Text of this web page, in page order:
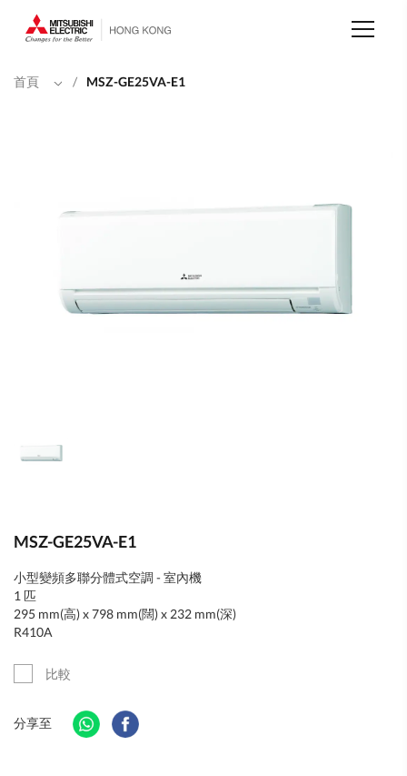
首頁 / MSZ-GE25VA-E1
MSZ-GE25VA-E1
小型變頻多聯分體式空調 - 室內機
1 匹
295 mm(高) x 798 mm(闊) x 232 mm(深)
R410A
比較
分享至